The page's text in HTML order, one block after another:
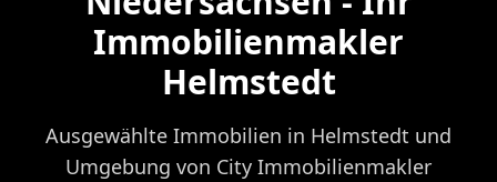
Immobilienmakler
Helmstedt
Ausgewählte Immobilien in Helmstedt und
Umgebung von City Immobilienmakler